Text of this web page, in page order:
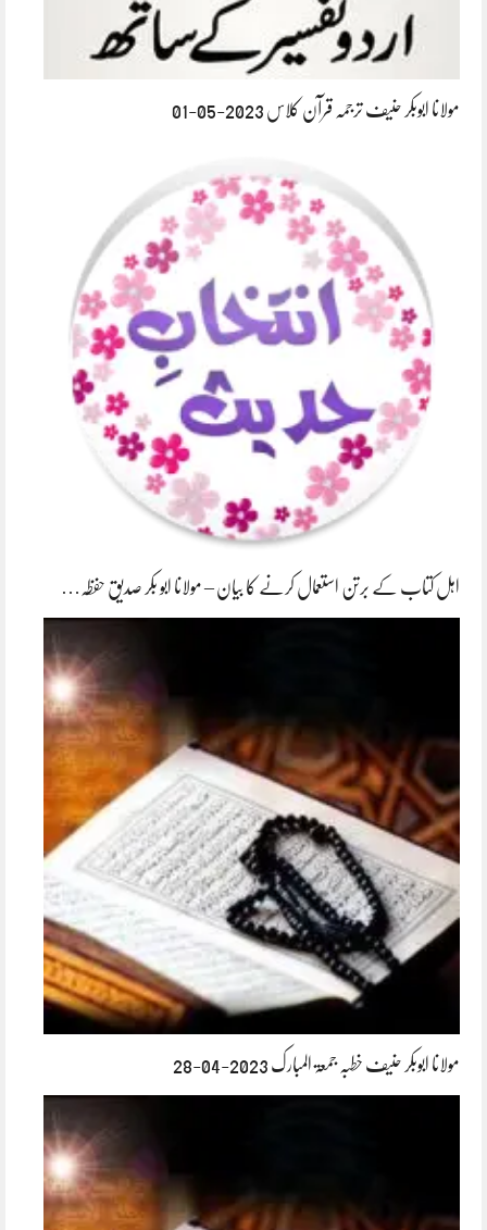
مولانا ابوبکر حنیف ترجمہ قرآن کلاس 2023-05-01
اہل کتاب کے برتن استعمال کرنے کا بیان – مولانا ابو بکر صدیق حفظہ…
مولانا ابوبکر حنیف خطبہ جمعۃ المبارک 2023-04-28